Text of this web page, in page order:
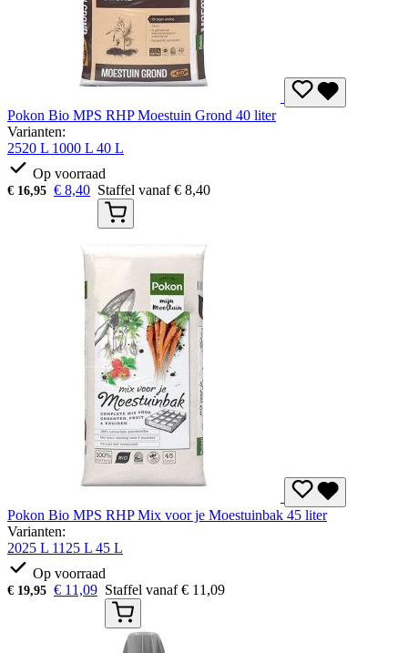
Pokon Bio MPS RHP Moestuin Grond 40 liter
Varianten:
2520 L 1000 L 40 L
Op voorraad
€ 16,95 € 8,40 Staffel vanaf€ 8,40
Pokon Bio MPS RHP Mix voor je Moestuinbak 45 liter
Varianten:
2025 L 1125 L 45 L
Op voorraad
€ 19,95 € 11,09 Staffel vanaf€ 11,09